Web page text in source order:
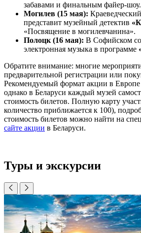
забавами и финальным файер-шоу.
Могилев (15 мая):
представит музейный детектив
«Посвящение в могилевчанина».
Полоцк (16 мая): В Софийском
электронная музыка в программе
Обратите внимание: многие
предварительной регистрации или
Рекомендуемый формат акции в
однако в Беларуси каждый музей
стоимость билетов. Полную карту
количество приближается к 100),
стоимость билетов можно найти на
сайте акции в Беларуси.
Туры и экскурсии